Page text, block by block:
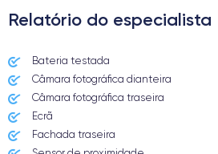
Relatório do especialista
Bateria testada
Câmara fotográfica dianteira
Câmara fotográfica traseira
Ecrã
Fachada traseira